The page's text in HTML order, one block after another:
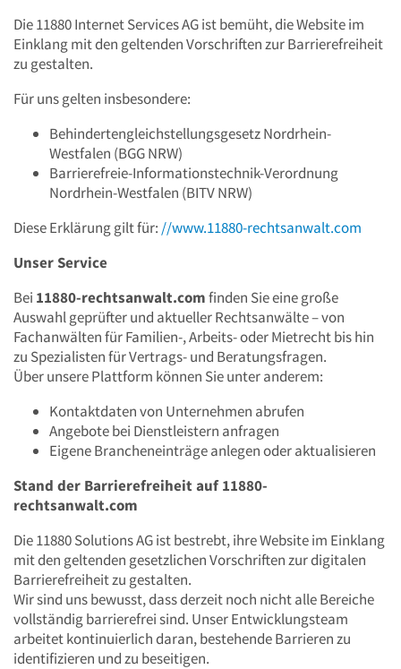
Die 11880 Internet Services AG ist bemüht, die Website im
Einklang mit den geltenden Vorschriften zur Barrierefreiheit
zu gestalten.
Für uns gelten insbesondere:
Behindertengleichstellungsgesetz Nordrhein-
Westfalen (BGG NRW)
Barrierefreie-Informationstechnik-Verordnung
Nordrhein-Westfalen (BITV NRW)
Diese Erklärung gilt für: //www.11880-rechtsanwalt.com
Unser Service
Bei 11880-rechtsanwalt.comfinden Sie eine große
Auswahl geprüfter und aktueller Rechtsanwälte – von
Fachanwälten für Familien-, Arbeits- oder Mietrecht bis hin
zu Spezialisten für Vertrags- und Beratungsfragen.
Über unsere Plattform können Sie unter anderem:
Kontaktdaten von Unternehmen abrufen
Angebote bei Dienstleistern anfragen
Eigene Brancheneinträge anlegen oder aktualisieren
Stand der Barrierefreiheit auf 11880-
rechtsanwalt.com
Die 11880 Solutions AG ist bestrebt, ihre Website im Einklang
mit den geltenden gesetzlichen Vorschriften zur digitalen
Barrierefreiheit zu gestalten.
Wir sind uns bewusst, dass derzeit noch nicht alle Bereiche
vollständig barrierefrei sind. Unser Entwicklungsteam
arbeitet kontinuierlich daran, bestehende Barrieren zu
identifizieren und zu beseitigen.